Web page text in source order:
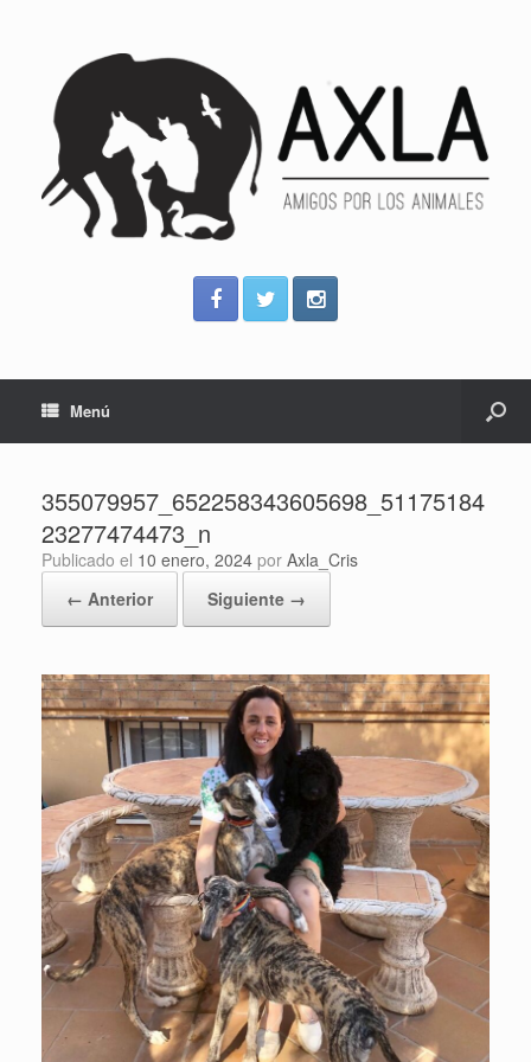
Menú
355079957_652258343605698_51175184
23277474473_n
Publicado el 10 enero, 2024 por Axla_Cris
← Anterior
Siguiente →